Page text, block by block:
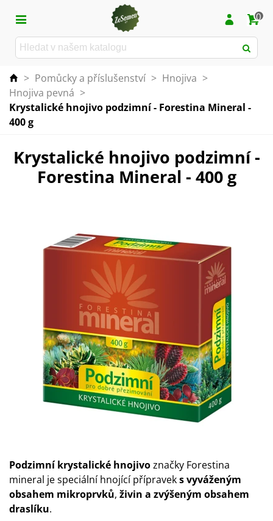
0
> Pomůcky a příslušenství > Hnojiva >
Hnojiva pevná >
Krystalické hnojivo podzimní - Forestina Mineral -
400 g
Krystalické hnojivo podzimní -
Forestina Mineral - 400 g
Podzimní krystalické hnojivoznačky Forestina
mineral je speciální hnojící přípraveks vyváženým
obsahem mikroprvků, živin a zvýšeným obsahem
draslíku.